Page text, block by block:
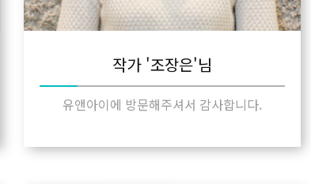
작가 '조장은'님
유앤아이에 방문해주셔서 감사합니다.